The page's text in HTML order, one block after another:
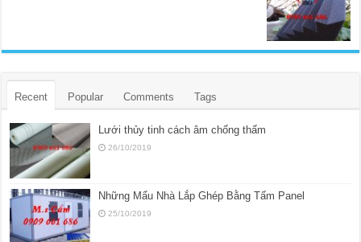
Recent Popular Comments Tags
Lưới thủy tinh cách âm chống thấm
26/10/2019
Những Mẩu Nhà Lắp Ghép Bằng Tấm Panel
25/10/2019